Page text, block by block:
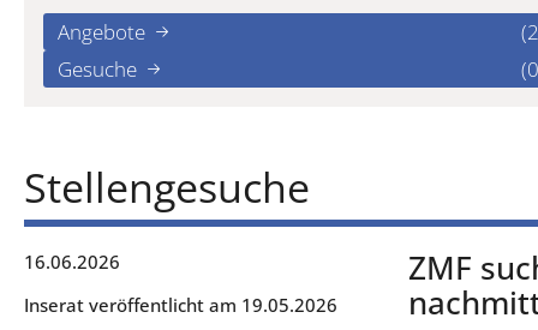
Angebote
Gesuche
Stellengesuche
16.06.2026
Inserat veröffentlicht am 19.05.2026
ZMF